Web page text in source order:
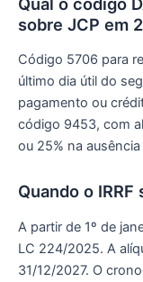
sobre JCP em
Código 5706 para
último dia útil do
pagamento ou
código 9453, com
ou 25% na
Quando o
A partir de 1º de
LC 224/2025. A
31/12/2027. O